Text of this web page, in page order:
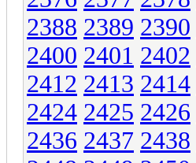
2388 2389 2390
2400 2401 2402
2412 2413 2414
2424 2425 2426
2436 2437 2438